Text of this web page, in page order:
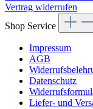
Vertrag widerrufen
Shop Service
Impressum
AGB
Datenschutz
Liefer- und